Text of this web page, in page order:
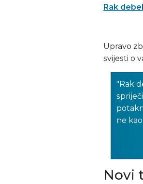
Rak
Upravo
svijesti o
"Rak
ne
Novi